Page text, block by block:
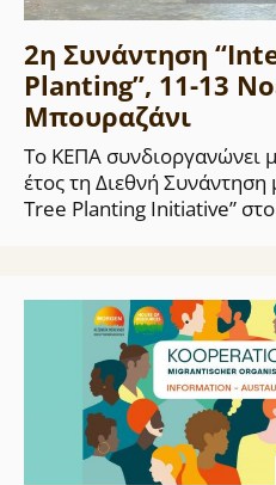
2η Συνάντηση
Planting”, 11-13
Μπουραζάνι
Το ΚΕΠΑ συνδιοργανώνει
έτος τη Διεθνή
Tree Planting Initiative”